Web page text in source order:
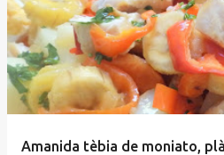
Amanida tèbia de moniato,